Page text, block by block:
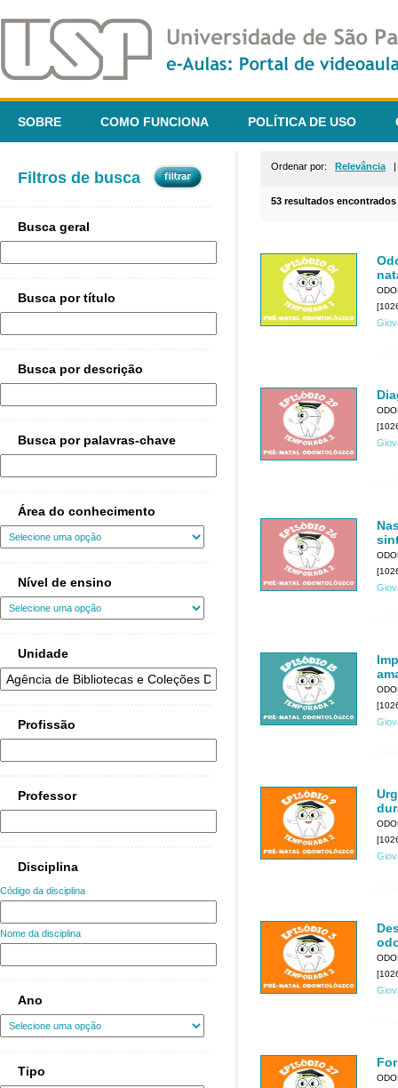
SOBRE COMO FUNCIONA POLÍTICA DE USO
Filtros de busca
Busca geral
Busca por título
Busca por descrição
Busca por palavras-chave
Área do conhecimento
Nível de ensino
Unidade
Profissão
Professor
Disciplina
Código da disciplina
Nome da disciplina
Ano
Tipo
Ordenar por: Relevância
53 resultados encontrados